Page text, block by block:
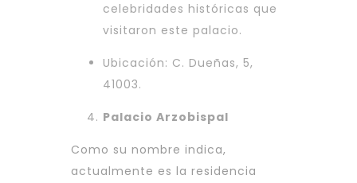
celebridades históricas que
visitaron este palacio.
Ubicación: C. Dueñas, 5,
41003.
Palacio Arzobispal
Como su nombre indica,
actualmente es la residencia